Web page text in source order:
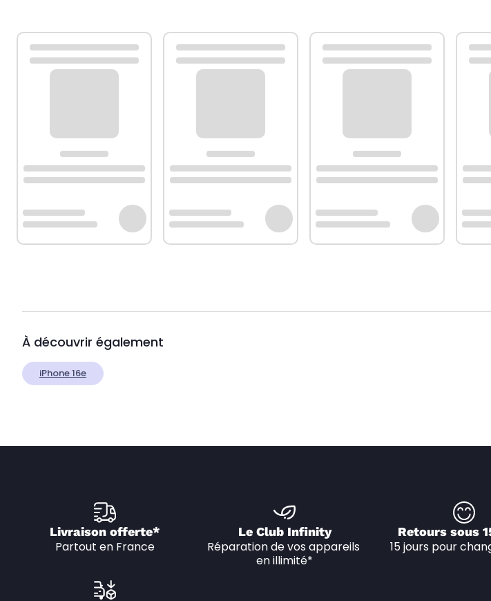
À découvrir également
iPhone 16e
Livraison offerte*
Partout en France
Le Club Infinity
Réparation de vos appareils
en illimité*
Retours sous
15 jours pour